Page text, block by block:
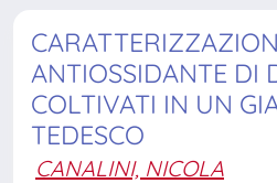
ANTIOSSIDANTE DI
COLTIVATI IN UN
TEDESCO
CANALINI, NICOLA